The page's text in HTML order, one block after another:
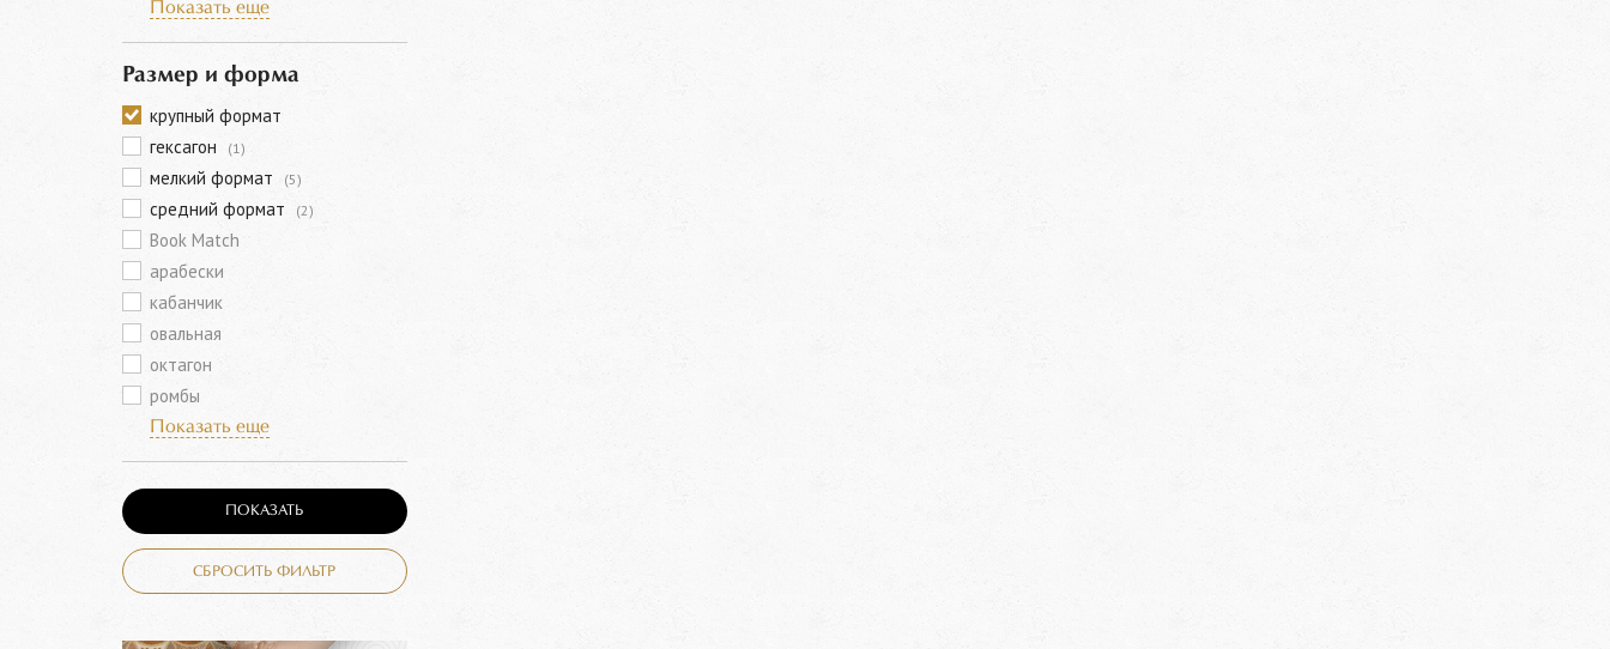
Показать еще
Размер и форма
крупный формат
гексагон
(1)
мелкий формат (5)
средний формат (2)
Book Match
арабески
кабанчик
овальная
октагон
ромбы
Показать еще
ПОКАЗАТЬ
СБРОСИТЬ ФИЛЬТР